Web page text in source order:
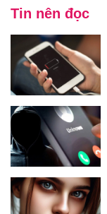
Tin nên đọc